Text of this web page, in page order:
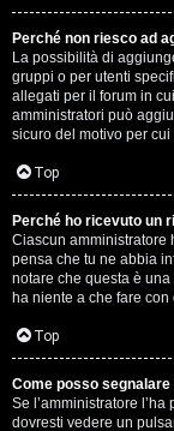
Perché non riesco ad
La possibilità di
gruppi o per utenti
allegati per il forum in
amministratori può
sicuro del motivo per
Top
Perché ho ricevuto un
Ciascun amministratore
pensa che tu ne abbia
notare che questa è
ha niente a che fare
Top
Come posso
Se l’amministratore
dovresti vedere un
R
e
s
o
c
o
n
t
i
S